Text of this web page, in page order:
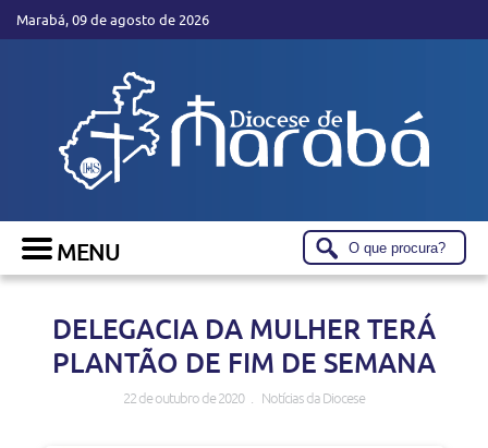
Marabá, 09 de agosto de 2026
DELEGACIA DA MULHER TERÁ
PLANTÃO DE FIM DE SEMANA
22 de outubro de 2020 . Notícias da Diocese